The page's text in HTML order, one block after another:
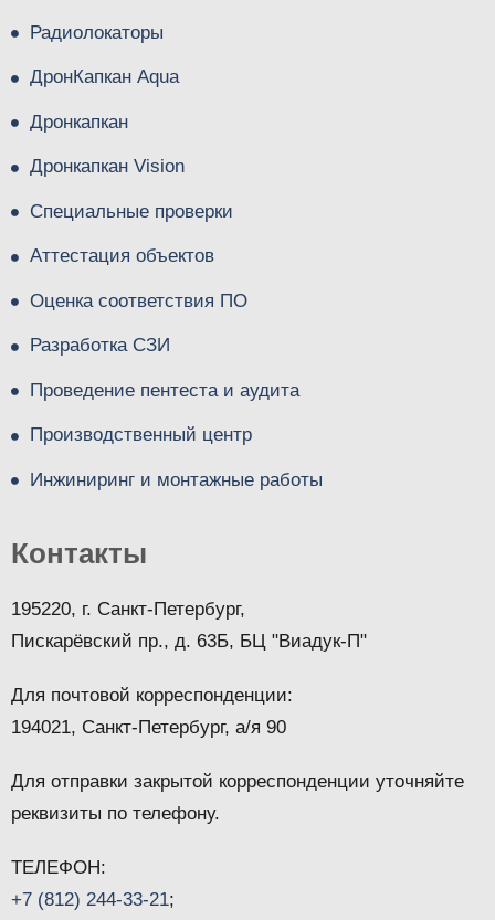
Радиолокаторы
ДронКапкан Aqua
Дронкапкан
Дронкапкан Vision
Специальные проверки
Аттестация объектов
Оценка соответствия ПО
Разработка СЗИ
Проведение пентеста и аудита
Производственный центр
Инжиниринг и монтажные работы
Контакты
195220, г. Санкт-Петербург,
Пискарёвский пр., д. 63Б, БЦ "Виадук-П"
Для почтовой корреспонденции:
194021, Санкт-Петербург, а/я 90
Для отправки закрытой корреспонденции уточняйте
реквизиты по телефону.
ТЕЛЕФОН:
+7 (812) 244-33-21;